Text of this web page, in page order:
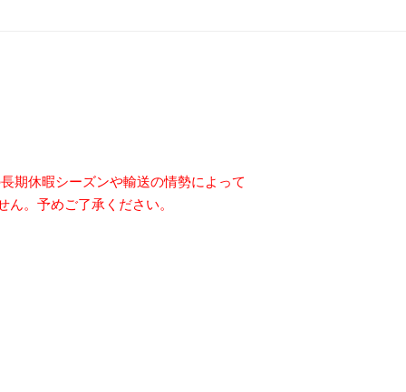
期休暇シーズンや輸送の情勢によって
。予めご了承ください。